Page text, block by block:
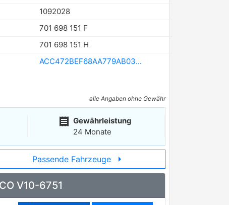
1092028
701 698 151 F
701 698 151 H
ACC472BEF68AA779AB03...
alle Angaben ohne Gewähr
receipt Gewährleistung
24 Monate
Passende Fahrzeuge arrow_right
V10-6751